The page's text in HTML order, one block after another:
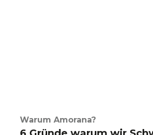
Warum Amorana?